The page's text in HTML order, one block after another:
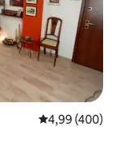
4,99 ud af 5 i
4,99 (400)